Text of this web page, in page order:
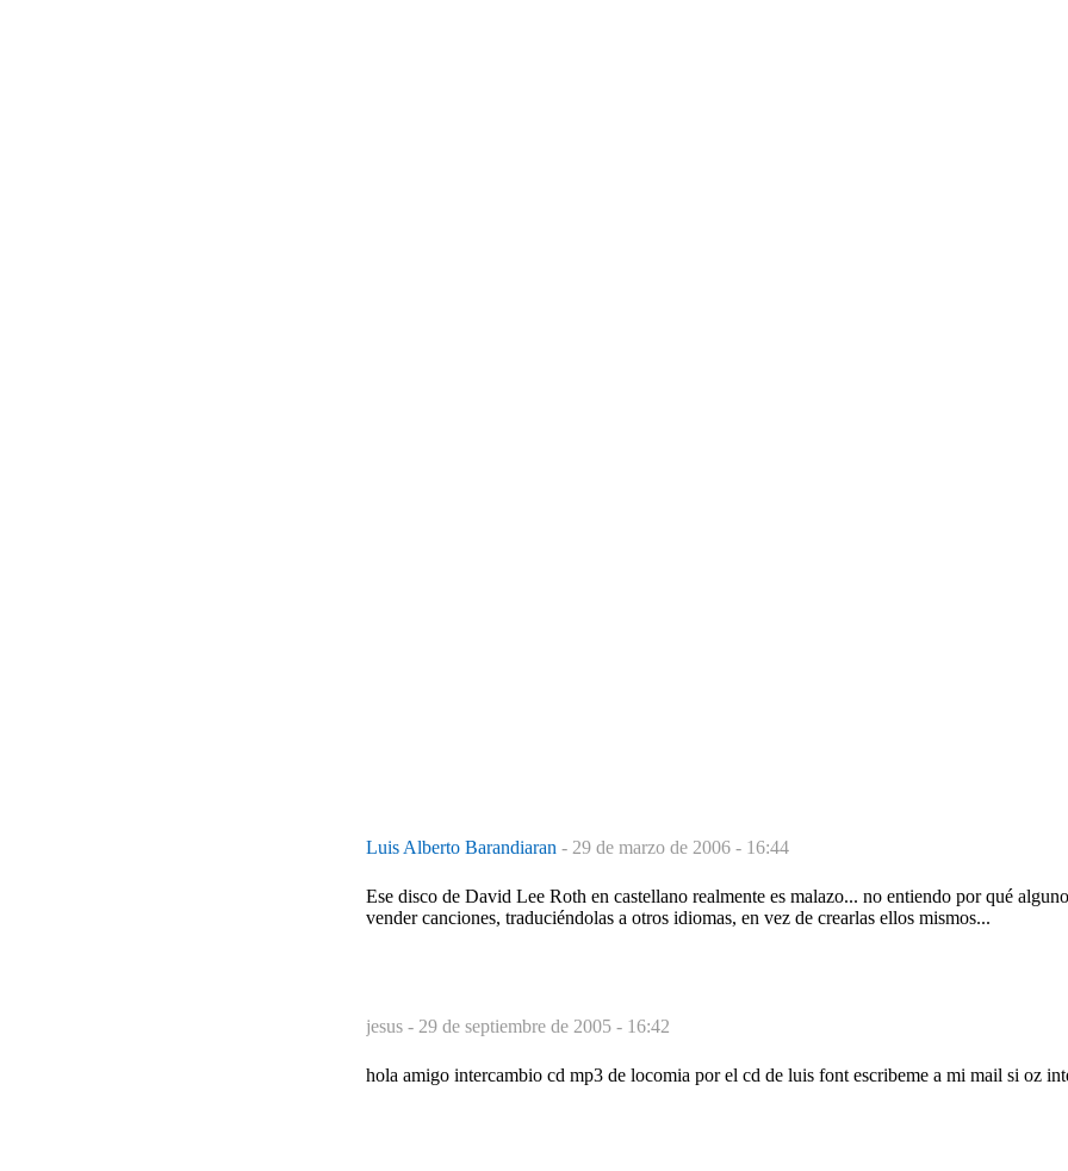
Luis Alberto Barandiaran - 29 de marzo de 2006 - 16:44
Ese disco de David Lee Roth en castellano realmente es malazo... no entiendo por qué
vender canciones, traduciéndolas a otros idiomas, en vez de crearlas ellos mismos...
jesus - 29 de septiembre de 2005 - 16:42
hola amigo intercambio cd mp3 de locomia por el cd de luis font escribeme a mi mail si oz